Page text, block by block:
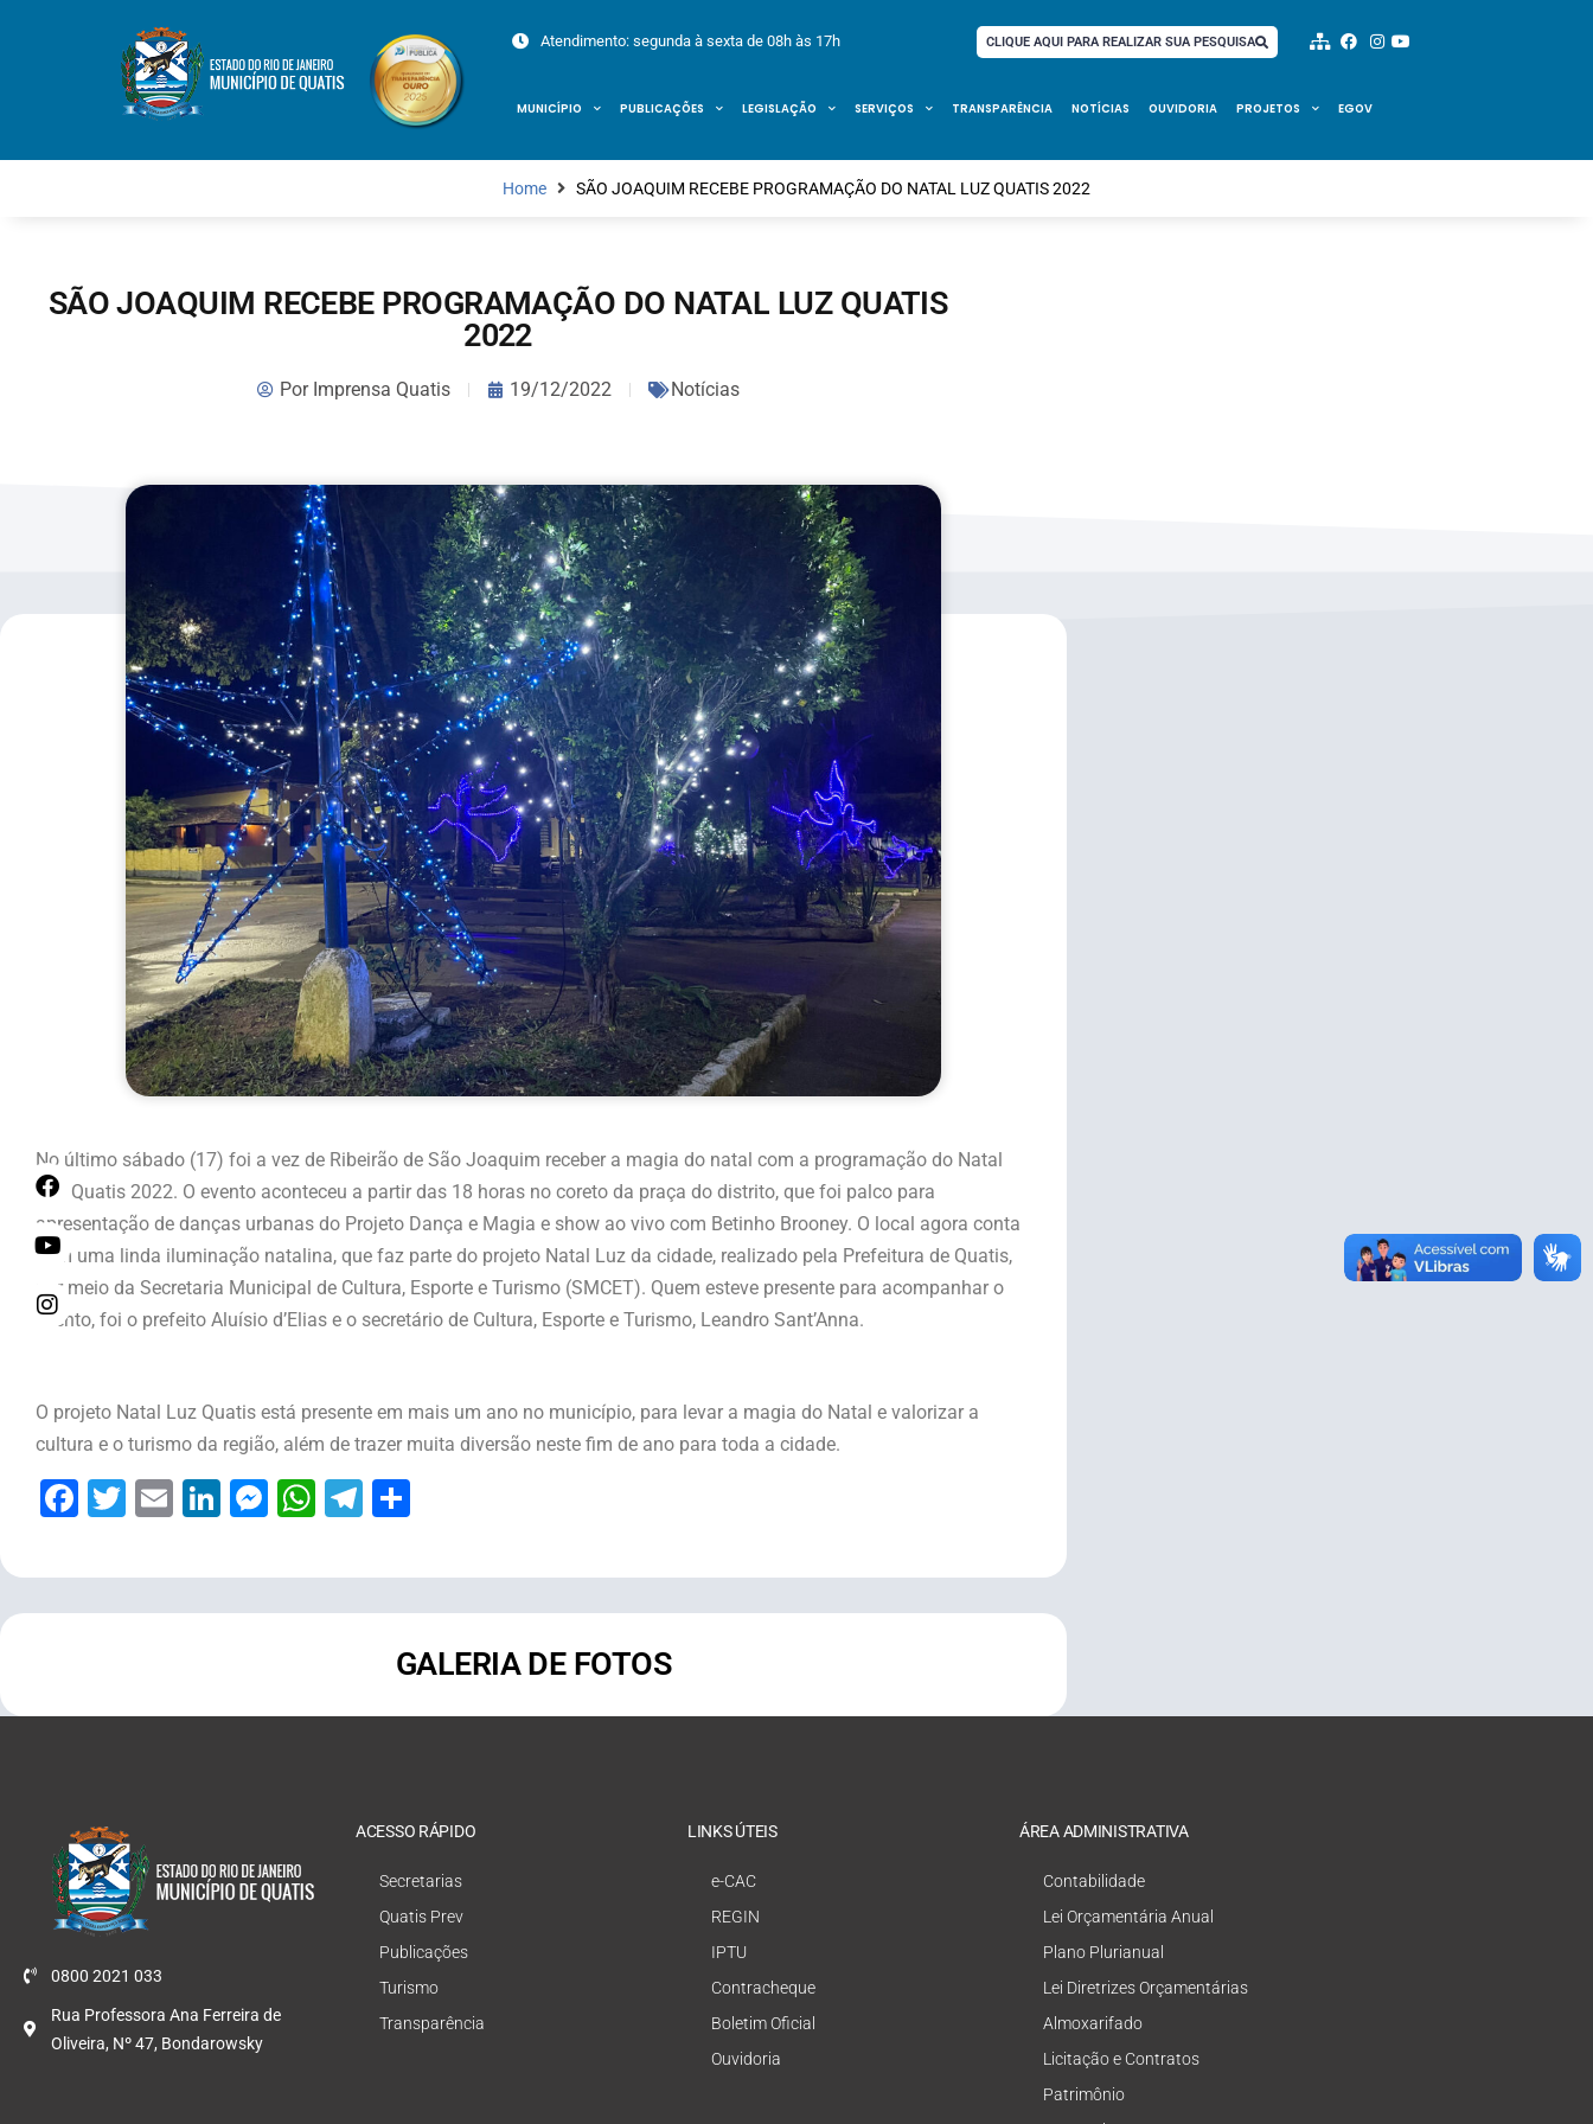
Atendimento: segunda à sexta de 08h às 17h CLIQUE AQUI PARA REALIZAR SUA PESQUISA
MUNICÍPIO PUBLICAÇÕES LEGISLAÇÃO SERVIÇOS TRANSPARÊNCIA NOTÍCIAS OUVIDORIA PROJETOS EGOV
Home SÃO JOAQUIM RECEBE PROGRAMAÇÃO DO NATAL LUZ QUATIS 2022
SÃO JOAQUIM RECEBE PROGRAMAÇÃO DO NATAL LUZ QUATIS
2022
PorImprensa Quatis 19/12/2022 Notícias
No último sábado (17) foi a vez de Ribeirão de São Joaquim receber a magia do natal com a programação do Natal
Luz Quatis 2022. O evento aconteceu a partir das 18 horas no coreto da praça do distrito, que foi palco para
apresentação de danças urbanas do Projeto Dança e Magia e show ao vivo com Betinho Brooney. O local agora conta
com uma linda iluminação natalina, que faz parte do projeto Natal Luz da cidade, realizado pela Prefeitura de Quatis,
por meio da Secretaria Municipal de Cultura, Esporte e Turismo (SMCET). Quem esteve presente para acompanhar o
evento, foi o prefeito Aluísio d’Elias e o secretário de Cultura, Esporte e Turismo, Leandro Sant’Anna.
O projeto Natal Luz Quatis está presente em mais um ano no município, para levar a magia do Natal e valorizar a
cultura e o turismo da região, além de trazer muita diversão neste fim de ano para toda a cidade.
Facebook
Twitter
EmailLinkedIn
Messenger
WhatsApp
Telegram
GALERIA DE FOTOS
0800 2021 033
Rua Professora Ana Ferreira de
Oliveira, Nº 47, Bondarowsky
ACESSO RÁPIDO
Secretarias
Quatis Prev
Publicações
Turismo
Transparência
LINKS ÚTEIS
e-CAC
REGIN
IPTU
Contracheque
Boletim Oficial
Ouvidoria
ÁREA ADMINISTRATIVA
Contabilidade
Lei Orçamentária Anual
Plano Plurianual
Lei Diretrizes Orçamentárias
Almoxarifado
Licitação e Contratos
Patrimônio